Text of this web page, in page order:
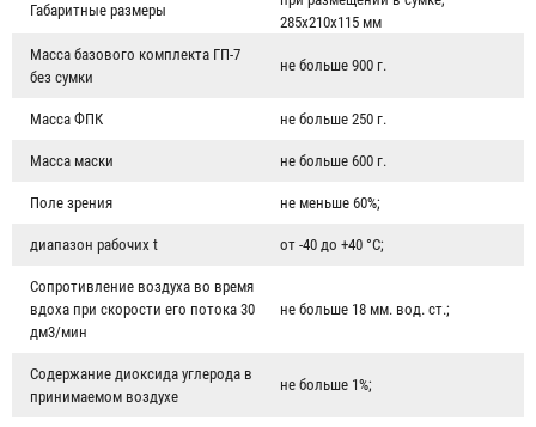
Габаритные размеры
285х210х115 мм
Масса базового комплекта ГП-7
без сумки
не больше 900 г.
Масса ФПК не больше 250 г.
Масса маски не больше 600 г.
Поле зрения не меньше 60%;
диапазон рабочих t от -40 до +40 °C;
Сопротивление воздуха во время
вдоха при скорости его потока 30
дм3/мин
не больше 18 мм. вод. ст.;
Содержание диоксида углерода в
принимаемом воздухе
не больше 1%;